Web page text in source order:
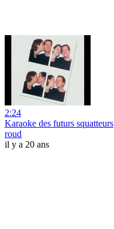
2:24
Karaoke des futurs squatteurs
roud
il y a 20 ans